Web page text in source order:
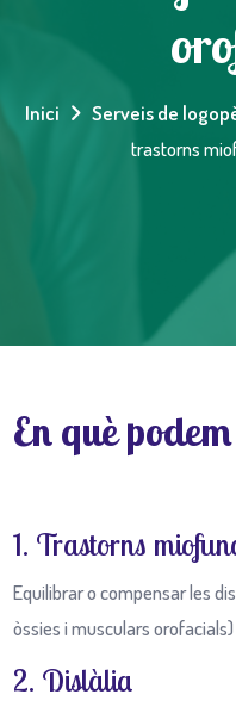
Inici Serveis de
trastorns
En què
1. Trastorns
Equilibrar o compensar les
òssies i musculars orofacials)
2. Dislàlia